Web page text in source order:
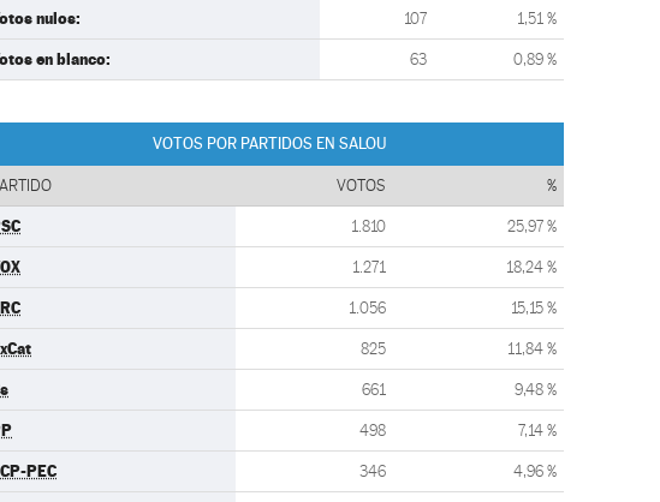
nulos: 107 1,51 %
en blanco: 63 0,89 %
VOTOS POR PARTIDOS EN SALOU
VOTOS %
1.810 25,97 %
1.271 18,24 %
1.056 15,15 %
825 11,84 %
661 9,48 %
498 7,14 %
PEC 346 4,96 %